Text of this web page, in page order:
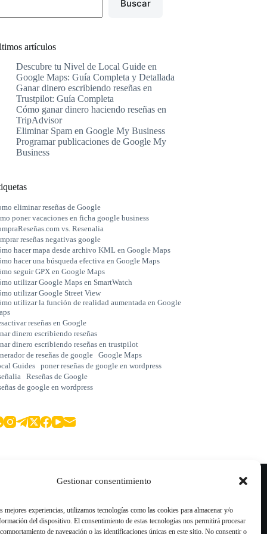
Gestionar consentimiento
mejores experiencias, utilizamos tecnologías como las cookies para almacenar y/o
del dispositivo. El consentimiento de estas tecnologías nos permitirá procesar
de navegación o las identificaciones únicas en este sitio. No consentir o
Buscar
artículos
Descubre tu Nivel de Local Guide en
Google Maps: Guía Completa y Detallada
Ganar dinero escribiendo reseñas en
Trustpilot: Guía Completa
Cómo ganar dinero haciendo reseñas en
TripAdvisor
Eliminar Spam en Google My Business
Programar publicaciones de Google My
Business
eliminar reseñas de Google
poner vacaciones en ficha google business
vs. Resenalia
reseñas negativas google
hacer mapa desde archivo KML en Google Maps
hacer una búsqueda efectiva en Google Maps
seguir GPX en Google Maps
utilizar Google Maps en SmartWatch
utilizar Google Street View
utilizar la función de realidad aumentada en Google
reseñas en Google
dinero escribiendo reseñas
dinero escribiendo reseñas en trustpilot
de reseñas de google
Google Maps
Guides
poner reseñas de google en wordpress
Reseñas de Google
de google en wordpress
Comprar Reseñas Google
Comprar Reseñas TripAdvisor
Comprar Reseñas Trustpilot